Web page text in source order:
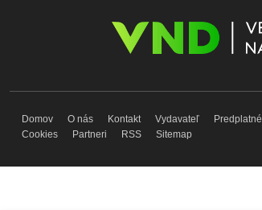
Domov O nás Kontakt Vydavateľ Predplatné
Cookies
Partneri RSS Sitemap